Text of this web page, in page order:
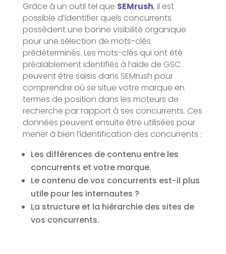
Grâce à un outil tel que SEMrush, il est
possible d’identifier quels concurrents
possèdent une bonne visibilité organique
pour une sélection de mots-clés
prédéterminés. Les mots-clés qui ont été
préalablement identifiés à l’aide de GSC
peuvent être saisis dans SEMrush pour
comprendre où se situe votre marque en
termes de position dans les moteurs de
recherche par rapport à ses concurrents. Ces
données peuvent ensuite être utilisées pour
mener à bien l’identification des concurrents :
Les différences de contenu entre les
concurrents et votre marque.
Le contenu de vos concurrents est-il plus
utile pour les internautes ?
La structure et la hiérarchie des sites de
vos concurrents.